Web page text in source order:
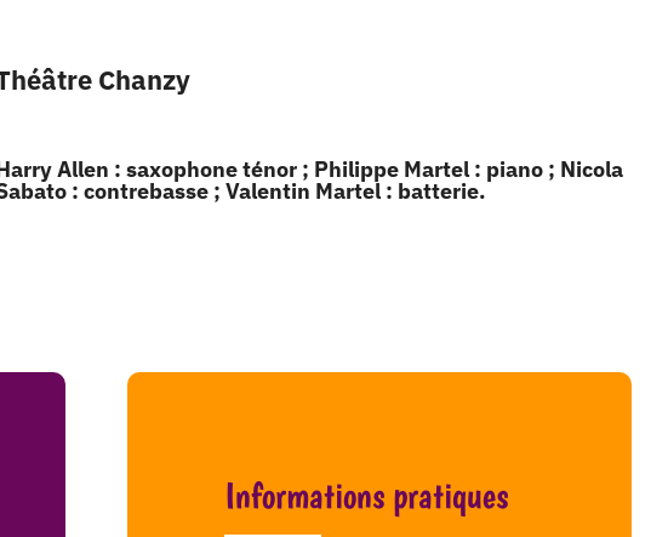
Chanzy
Allen : saxophone ténor ; Philippe Martel : piano ; Nicola
: contrebasse ; Valentin Martel : batterie.
Informations pratiques